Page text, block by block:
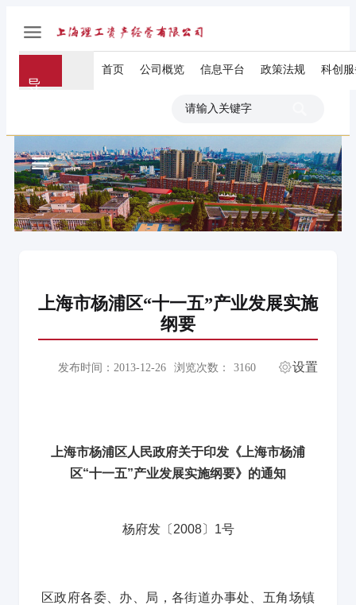
导
首页 公司概览 信息平台 政策法规 科创
上海市杨浦区“十一五”产业发展实施
纲要
发布时间：2013-12-26 浏览次数： 3160 设置
上海市杨浦区人民政府关于印发《上海市杨浦
区“十一五”产业发展实施纲要》的通知
杨府发〔 2008〕 1号
区政府各委、办、局，各街道办事处、五角场镇